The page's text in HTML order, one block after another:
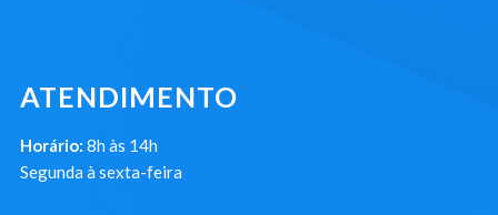
ATENDIMENTO
Horário: 8h às 14h
Segunda à sexta-feira